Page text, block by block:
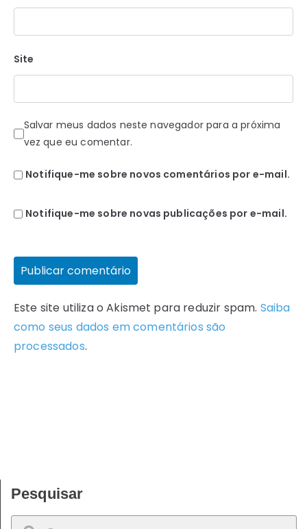
Site
Salvar meus dados neste navegador para a próxima
vez que eu comentar.
Notifique-me sobre novos comentários por e-mail.
Notifique-me sobre novas publicações por e-mail.
Este site utiliza o Akismet para reduzir spam. Saiba
como seus dados em comentários são
processados.
Pesquisar